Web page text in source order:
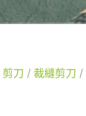
剪刀 / 裁縫剪刀 /